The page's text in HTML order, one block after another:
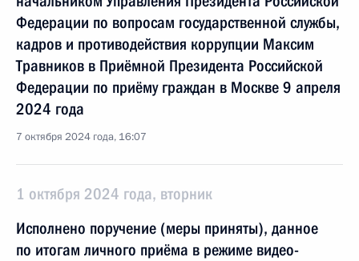
Федерации по вопросам государственной службы,
кадров и противодействия коррупции Максим
Травников в Приёмной Президента Российской
Федерации по приёму граждан в Москве 9 апреля
2024 года
7 октября 2024 года, 16:07
1 октября 2024 года, вторник
Исполнено поручение (меры приняты), данное
по итогам личного приёма в режиме видео-